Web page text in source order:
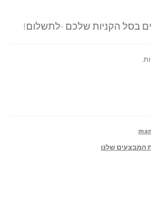
בסל הקניות שלכם -לתשלום!
המבצעים שלנו